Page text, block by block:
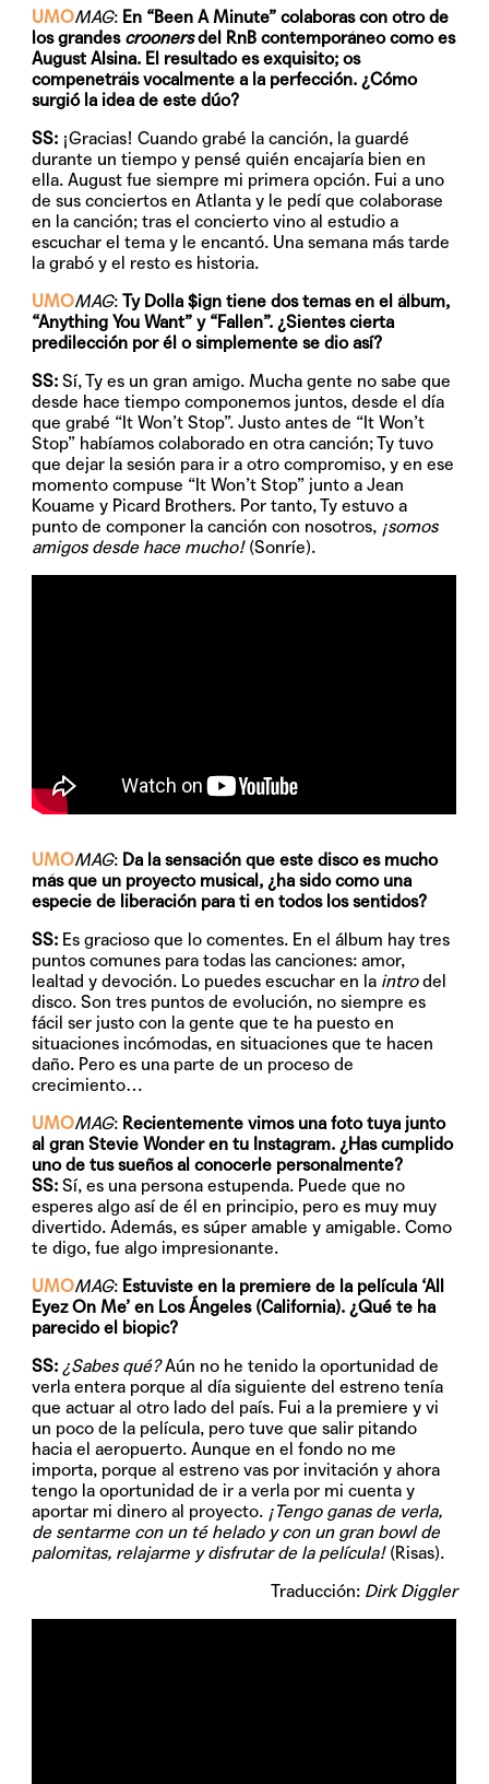
UMOMAG: En “Been A Minute” colaboras con otro de
los grandes croonersdel RnB contemporáneo como es
August Alsina. El resultado es exquisito; os
compenetráis vocalmente a la perfección. ¿Cómo
surgió la idea de este dúo?
SS: ¡Gracias! Cuando grabé la canción, la guardé
durante un tiempo y pensé quién encajaría bien en
ella. August fue siempre mi primera opción. Fui a uno
de sus conciertos en Atlanta y le pedí que colaborase
en la canción; tras el concierto vino al estudio a
escuchar el tema y le encantó. Una semana más tarde
la grabó y el resto es historia.
UMOMAG:Ty Dolla $ign tiene dos temas en el álbum,
“Anything You Want” y “Fallen”. ¿Sientes cierta
predilección por él o simplemente se dio así?
SS: Sí, Ty es un gran amigo. Mucha gente no sabe que
desde hace tiempo componemos juntos, desde el día
que grabé “It Won’t Stop”. Justo antes de “It Won’t
Stop” habíamos colaborado en otra canción; Ty tuvo
que dejar la sesión para ir a otro compromiso, y en ese
momento compuse “It Won’t Stop” junto a Jean
Kouame y Picard Brothers. Por tanto, Ty estuvo a
punto de componer la canción con nosotros, ¡somos
amigos desde hace mucho!(Sonríe).
UMOMAG: Da la sensación que este disco es mucho
más que un proyecto musical, ¿ha sido como una
especie de liberación para ti en todos los sentidos?
SS: Es gracioso que lo comentes. En el álbum hay tres
puntos comunes para todas las canciones: amor,
lealtad y devoción. Lo puedes escuchar en la introdel
disco. Son tres puntos de evolución, no siempre es
fácil ser justo con la gente que te ha puesto en
situaciones incómodas, en situaciones que te hacen
daño. Pero es una parte de un proceso de
crecimiento…
UMOMAG: Recientemente vimos una foto tuya junto
al gran Stevie Wonder en tu Instagram. ¿Has cumplido
uno de tus sueños al conocerle personalmente?
SS: Sí, es una persona estupenda. Puede que no
esperes algo así de él en principio, pero es muy muy
divertido. Además, es súper amable y amigable. Como
te digo, fue algo impresionante.
UMOMAG: Estuviste en la premiere de la película ‘All
Eyez On Me’ en Los Ángeles (California). ¿Qué te ha
parecido el biopic?
SS: ¿Sabes qué?Aún no he tenido la oportunidad de
verla entera porque al día siguiente del estreno tenía
que actuar al otro lado del país. Fui a la premiere y vi
un poco de la película, pero tuve que salir pitando
hacia el aeropuerto. Aunque en el fondo no me
importa, porque al estreno vas por invitación y ahora
tengo la oportunidad de ir a verla por mi cuenta y
aportar mi dinero al proyecto. ¡Tengo ganas de verla,
de sentarme con un té helado y con un gran bowl de
palomitas, relajarme y disfrutar de la película!(Risas).
Traducción: Dirk Diggler